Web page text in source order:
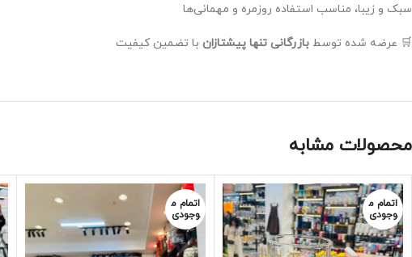
سبک و زیبا، مناسب استفاده روزمره و مهمانی‌ها
🛒 عرضه شده توسط بازرگانی تنها پیشتازان با تضمین کیفیت
محصولات مشابه
اتمام م
وجودی
اتمام م
وجودی